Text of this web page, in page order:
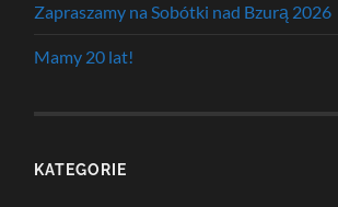
Zapraszamy na Sobótki nad Bzurą 2026
Mamy 20 lat!
KATEGORIE